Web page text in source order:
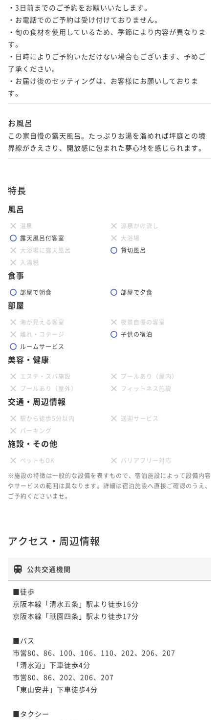
・3日前までのご予約をお願いいたします。
・お電話でのご予約は受け付けておりません。
・旬の食材を使用しているため、季節により内容が異なりま
す。
・日時によりご予約いただけない場合もございます、予めご
了承ください。
・お届け後のセッティングは、お客様にお願いしておりま
す。
お風呂
この家自慢の露天風呂。たっぷりお湯を溜めれば坪庭との境
界線がきえさり、開放感に包まれた夢心地を感じられます。
特長
風呂
温泉
源泉かけ流し
露天風呂付客室
大浴場
大浴場に露天風呂
貸切風呂
入湯税
食事
部屋で朝食 部屋で夕食
部屋
海が見える客室
夜景自慢の客室
離れ・コテージ
子供の宿泊
ルームサービス
美容・健康
エステ・スパ施設
プールあり（屋内）
プールあり（屋外）
フィットネス施設
交通・周辺情報
駅から徒歩5分以内
送迎サービス
パーキング
施設・その他
ペットもOK
バリアフリー対応
※施設の特徴は一般的な設備を表すもので、宿泊施設によって設備内容
やサービスの範囲は異なります。詳細は宿泊施設へ直接ご確認のうえ、
ご予約くださいませ。
アクセス・周辺情報
公共交通機関
■徒歩
京阪本線「清水五条」駅より徒歩16分
京阪本線「祇園四条」駅より徒歩17分
■バス
市営80、86、100、106、110、202、206、207
「清水道」下車徒歩4分
市営80、86、202、206、207
「東山安井」下車徒歩4分
■タクシー